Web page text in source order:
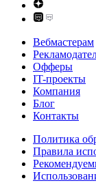
Вебмастерам
Офферы
IT-проекты
Компания
Блог
Контакты
Политика
Правила